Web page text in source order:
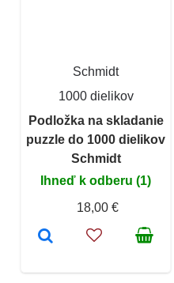
Schmidt
1000 dielikov
Podložka na skladanie
puzzle do 1000 dielikov
Schmidt
Ihneď k odberu (1)
18,00 €